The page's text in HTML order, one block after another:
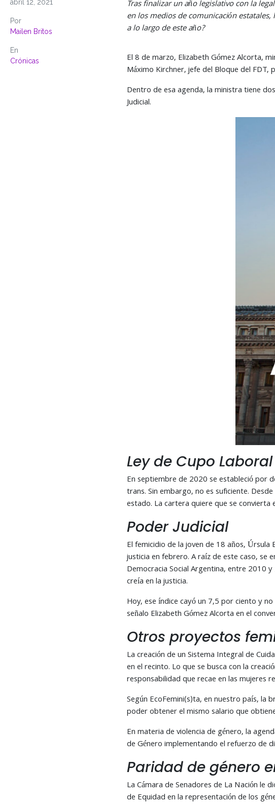
abril 12, 2021
Por
Mailen Britos
En
Crónicas
Tras finalizar un año legislativo con la
en los medios de comunicación
a lo largo de este año?
El 8 de marzo, Elizabeth Gómez Alcorta,
Máximo Kirchner, jefe del Bloque del
Dentro de esa agenda, la ministra tiene
Judicial.
Ley de Cupo
En septiembre de 2020 se estableció por
trans. Sin embargo, no es suficiente.
estado. La cartera quiere que se
Poder Judicial
El femicidio de la joven de 18 años,
justicia en febrero. A raíz de este caso, se
Democracia Social Argentina, entre 2010
creía en la justicia.
Hoy, ese índice cayó un 7,5 por ciento y
señalo Elizabeth Gómez Alcorta en el
Otros proyectos
La creación de un Sistema Integral de
en el recinto. Lo que se busca con la
responsabilidad que recae en las mujeres
Según EcoFemini(s)ta, en nuestro país, la
poder obtener el mismo salario que
En materia de violencia de género, la
de Género implementando el refuerzo de
Paridad de género
La Cámara de Senadores de La Nación le
de Equidad en la representación de los